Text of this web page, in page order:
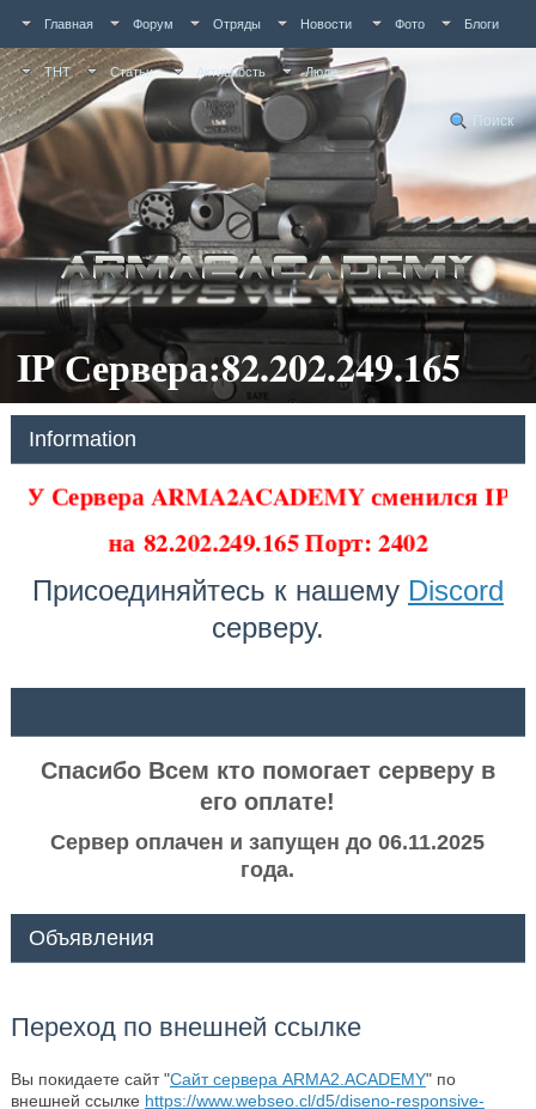
Главная Форум Отряды Новости Фото Блоги
ТНТ Статьи Активность Люди
Поиск
IP Сервера:82.202.249.165
Information
У Сервера ARMA2ACADEMY сменился IP
на 82.202.249.165 Порт: 2402
Присоединяйтесь к нашему Discord
серверу.
Спасибо Всем кто помогает серверу в
его оплате!
Сервер оплачен и запущен до 06.11.2025
года.
Объявления
Переход по внешней ссылке
Вы покидаете сайт "Сайт сервера ARMA2.ACADEMY" по
внешней ссылке https://www.webseo.cl/d5/diseno-responsive-